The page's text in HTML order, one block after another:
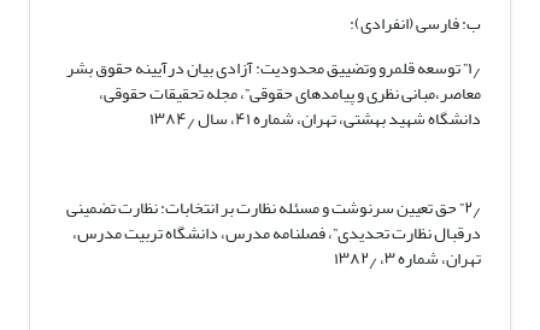
ب: فارسی (انفرادی):
۱٫” توسعه قلمرو وتضییق محدودیت: آزادی بیان درآیینه حقوق بشر
معاصر،مبانی نظری و پیامدهای حقوقی”، مجله تحقیقات حقوقی،
دانشگاه شهید بهشتی، تهران، شماره ۴۱، سال ۱۳۸۴٫
۲٫” حق تعیین سرنوشت و مسئله نظارت بر انتخابات: نظارت تضمینی
درقبال نظارت تحدیدی”، فصلنامه مدرس، دانشگاه تربیت مدرس،
تهران، شماره ۳، ۱۳۸۲٫